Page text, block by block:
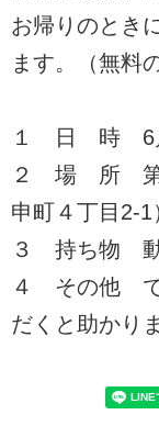
お帰りのとき
ます。（無料
１ 日 時 6月
２ 場 所 第2
申町４丁目2-1
３ 持ち物 動
４ その他 で
だくと助かり